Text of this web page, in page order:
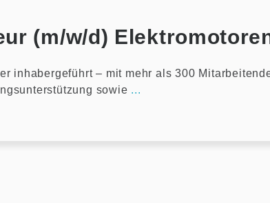
(m/w/d)
inhabergeführt – mit mehr als 300
sowie ...